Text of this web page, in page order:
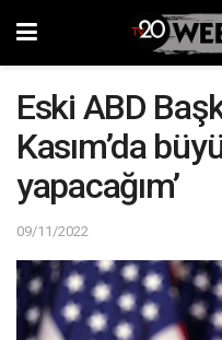
Eski ABD
Kasım’da
yapacağım’
09/11/2022